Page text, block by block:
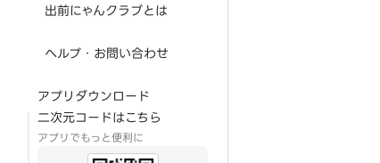
出前にゃんクラブとは
ヘルプ・お問い合わせ
アプリダウンロード
二次元コードはこちら
アプリでもっと便利に